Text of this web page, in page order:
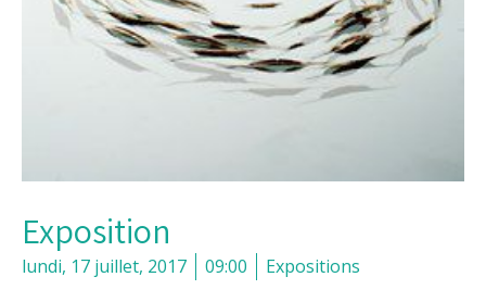
Exposition
lundi, 17 juillet, 2017 09:00 Expositions